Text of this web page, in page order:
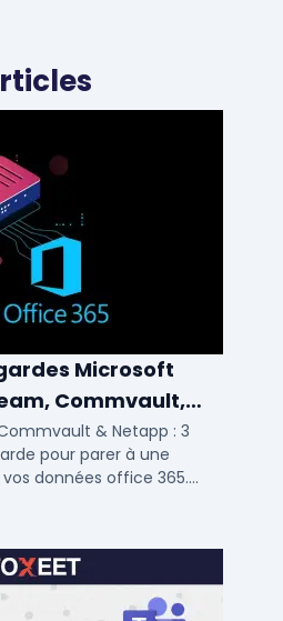
Microsoft
Commvault,
& Netapp : 3
pour parer à une
données office 365.